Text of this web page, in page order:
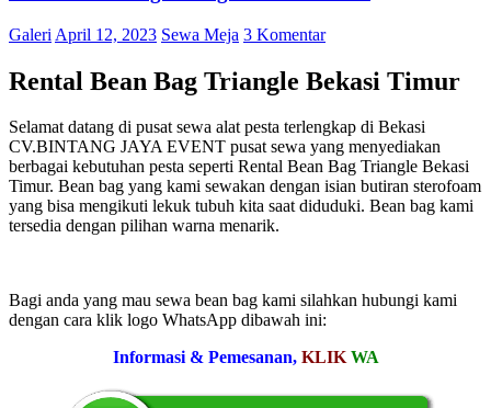
Galeri April 12, 2023 Sewa Meja 3 Komentar
Rental Bean Bag Triangle Bekasi Timur
Selamat datang di pusat sewa alat pesta terlengkap di Bekasi
CV.BINTANG JAYA EVENT pusat sewa yang menyediakan
berbagai kebutuhan pesta seperti Rental Bean Bag Triangle Bekasi
Timur. Bean bag yang kami sewakan dengan isian butiran sterofoam
yang bisa mengikuti lekuk tubuh kita saat diduduki. Bean bag kami
tersedia dengan pilihan warna menarik.
Bagi anda yang mau sewa bean bag kami silahkan hubungi kami
dengan cara klik logo WhatsApp dibawah ini:
Informasi & Pemesanan, KLIK WA